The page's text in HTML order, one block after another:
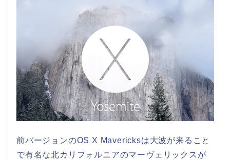
前バージョンのOS X Mavericksは大波が来ること
で有名な北カリフォルニアのマーヴェリックスが